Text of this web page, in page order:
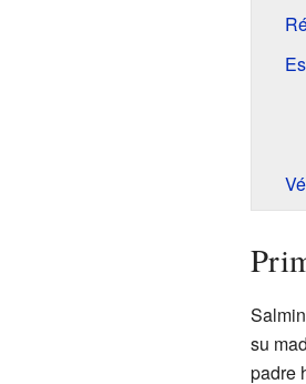
su
padre